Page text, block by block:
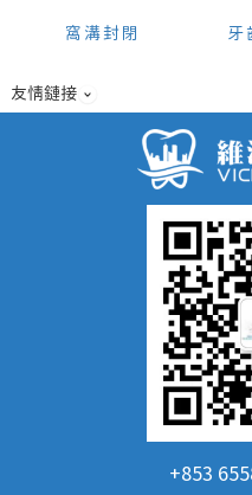
窩溝封閉 牙
友情鏈接
+853